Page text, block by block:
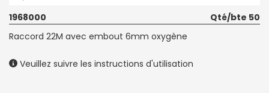
1968000
Qté/bte 50
Raccord 22M avec embout 6mm oxygène
Veuillez suivre les instructions d'utilisation